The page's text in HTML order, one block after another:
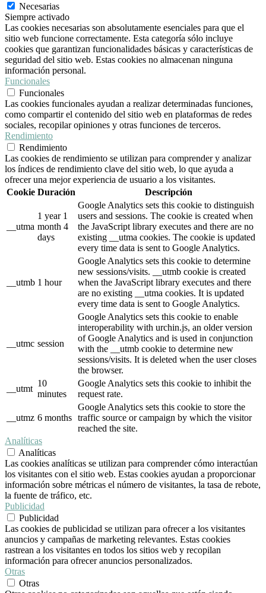
Necesarias
Siempre activado
Las cookies necesarias son absolutamente esenciales para que el
sitio web funcione correctamente. Esta categoría sólo incluye
cookies que garantizan funcionalidades básicas y características de
seguridad del sitio web. Estas cookies no almacenan ninguna
información personal.
Funcionales
Funcionales
Las cookies funcionales ayudan a realizar determinadas funciones,
como compartir el contenido del sitio web en plataformas de redes
sociales, recopilar opiniones y otras funciones de terceros.
Rendimiento
Rendimiento
Las cookies de rendimiento se utilizan para comprender y analizar
los índices de rendimiento clave del sitio web, lo que ayuda a
ofrecer una mejor experiencia de usuario a los visitantes.
Cookie Duración Descripción
__utma
1 year 1
month 4
days
Google Analytics sets this cookie to distinguish
users and sessions. The cookie is created when
the JavaScript library executes and there are no
existing __utma cookies. The cookie is updated
every time data is sent to Google Analytics.
__utmb 1 hour
Google Analytics sets this cookie to determine
new sessions/visits. __utmb cookie is created
when the JavaScript library executes and there
are no existing __utma cookies. It is updated
every time data is sent to Google Analytics.
__utmc session
Google Analytics sets this cookie to enable
interoperability with urchin.js, an older version
of Google Analytics and is used in conjunction
with the __utmb cookie to determine new
sessions/visits. It is deleted when the user closes
the browser.
__utmt
10
minutes
Google Analytics sets this cookie to inhibit the
request rate.
__utmz 6 months
Google Analytics sets this cookie to store the
traffic source or campaign by which the visitor
reached the site.
Analíticas
Analíticas
Las cookies analíticas se utilizan para comprender cómo interactúan
los visitantes con el sitio web. Estas cookies ayudan a proporcionar
información sobre métricas el número de visitantes, la tasa de rebote,
la fuente de tráfico, etc.
Publicidad
Publicidad
Las cookies de publicidad se utilizan para ofrecer a los visitantes
anuncios y campañas de marketing relevantes. Estas cookies
rastrean a los visitantes en todos los sitios web y recopilan
información para ofrecer anuncios personalizados.
Otras
Otras